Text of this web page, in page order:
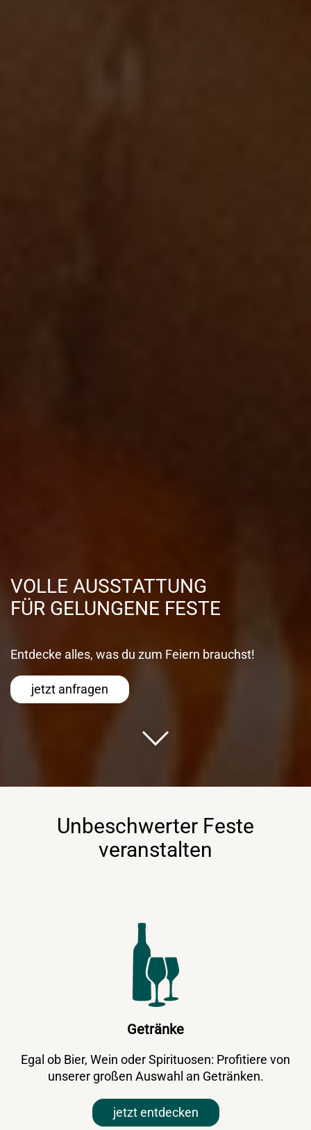
VOLLE AUSSTATTUNG
FÜR GELUNGENE FESTE
Entdecke alles, was du zum Feiern brauchst!
jetzt anfragen
Unbeschwerter Feste
veranstalten
Getränke
Egal ob Bier, Wein oder Spirituosen: Profitiere von
unserer großen Auswahl an Getränken.
jetzt entdecken